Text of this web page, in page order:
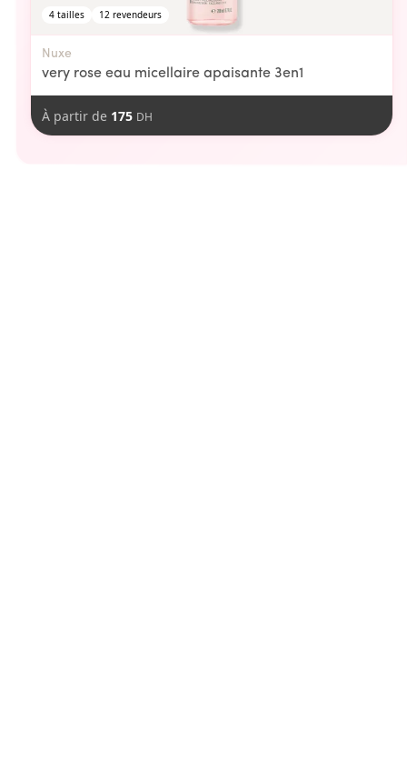
4tailles 12 revendeurs
Nuxe
very rose eau micellaire apaisante 3en1
À partir de 175 DH